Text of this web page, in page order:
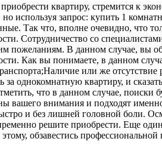
квартиру, стремится к
используя запрос: купить 1
Так что, вполне очевидно, что
Сотрудничество со
пожеланиям. В данном случае, вы
Как вы понимаете, в данном
или же
за однокомнатную квартиру, и
что в данном случае, поиски
вашего внимания и подходят
и без лишней головной боли.
решите приобрести. Еще
обзавестись